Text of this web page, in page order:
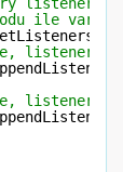
ile var
listener
listener